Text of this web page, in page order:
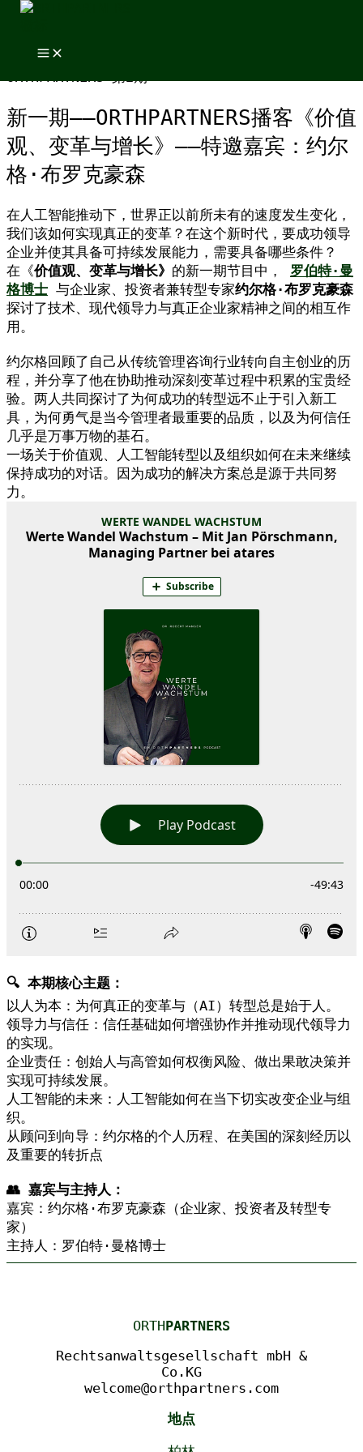
新一期——ORTHPARTNERS播客《价值
观、变革与增长》——特邀嘉宾：约尔
格·布罗克豪森
在人工智能推动下，世界正以前所未有的速度发生变化，
我们该如何实现真正的变革？在这个新时代，要成功领导
企业并使其具备可持续发展能力，需要具备哪些条件？
在《价值观、变革与增长》 的新一期节目中， 罗伯特·曼
格博士 与企业家、投资者兼转型专家约尔格·布罗克豪森
探讨了技术、现代领导力与真正企业家精神之间的相互作
用。
约尔格回顾了自己从传统管理咨询行业转向自主创业的历
程，并分享了他在协助推动深刻变革过程中积累的宝贵经
验。两人共同探讨了为何成功的转型远不止于引入新工
具，为何勇气是当今管理者最重要的品质，以及为何信任
几乎是万事万物的基石。
一场关于价值观、人工智能转型以及组织如何在未来继续
保持成功的对话。因为成功的解决方案总是源于共同努
力。
🔍 本期核心主题：
以人为本：为何真正的变革与（AI）转型总是始于人。
领导力与信任：信任基础如何增强协作并推动现代领导力
的实现。
企业责任：创始人与高管如何权衡风险、做出果敢决策并
实现可持续发展。
人工智能的未来：人工智能如何在当下切实改变企业与组
织。
从顾问到向导：约尔格的个人历程、在美国的深刻经历以
及重要的转折点
👥 嘉宾与主持人：
嘉宾：约尔格·布罗克豪森（企业家、投资者及转型专
家）
主持人：罗伯特·曼格博士
ORTHPARTNERS
Rechtsanwaltsgesellschaft mbH &
Co.KG
welcome@orthpartners.com
地点